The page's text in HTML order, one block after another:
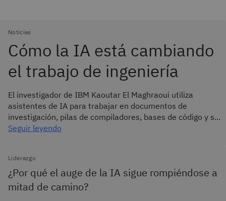
Noticias
Cómo la IA está cambiando
el trabajo de ingeniería
El investigador de IBM Kaoutar El Maghraoui utiliza
asistentes de IA para trabajar en documentos de
investigación, pilas de compiladores, bases de código y s...
Seguir leyendo
Liderazgo
¿Por qué el auge de la IA sigue rompiéndose a
mitad de camino?